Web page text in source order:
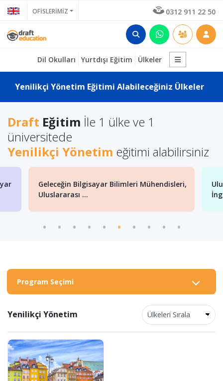
OFİSLERİMİZ 0312 911 22 50
Dil Okulları Yurtdışı Eğitim Ülkeler
Yenilikçi Yönetim Eğitimi Alabileceğiniz Ülkeler
Draft Eğitim İle 1 ülke ve 1
üniversitede
Yenilikçi Yönetim eğitimi alabilirsiniz
Geleceğin Bilgisayar Bilimleri Mühendisleri,
Uluslararası ...
Program Seçimi
Yenilikçi Yönetim